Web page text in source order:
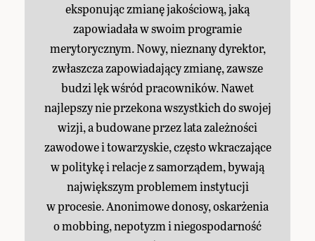
eksponując zmianę jakościową, jaką
zapowiadała w swoim programie
merytorycznym. Nowy, nieznany dyrektor,
zwłaszcza zapowiadający zmianę, zawsze
budzi lęk wśród pracowników. Nawet
najlepszy nie przekona wszystkich do swojej
wizji, a budowane przez lata zależności
zawodowe i towarzyskie, często wkraczające
w politykę i relacje z samorządem, bywają
największym problemem instytucji
w procesie. Anonimowe donosy, oskarżenia
o mobbing, nepotyzm i niegospodarność